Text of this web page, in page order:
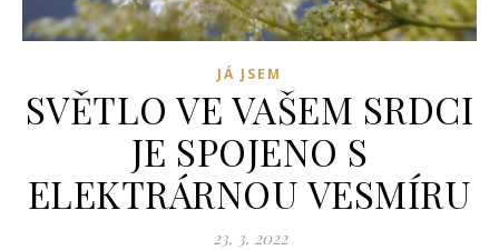
JÁ JSEM
SVĚTLO VE VAŠEM SRDCI
JE SPOJENO S
ELEKTRÁRNOU VESMÍRU
23. 3. 2022